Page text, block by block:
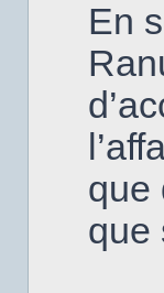
En
que
que